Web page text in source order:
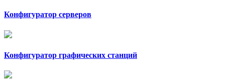
Конфигуратор серверов
Конфигуратор графических станций